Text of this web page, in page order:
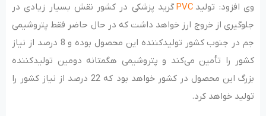
وی افزود: تولید PVC گرید پزشکی در کشور نقش بسیار زیادی در
جلوگیری از خروج ارز خواهد داشت که در حال حاضر فقط پتروشیمی
جم در جنوب کشور تولیدکننده این محصول بوده و 8 درصد از نیاز
کشور را تأمین می‌کند و پتروشیمی هگمتانه دومین تولیدکننده
بزرگ این محصول در کشور خواهد بود که 22 درصد از نیاز کشور را
تولید خواهد کرد.